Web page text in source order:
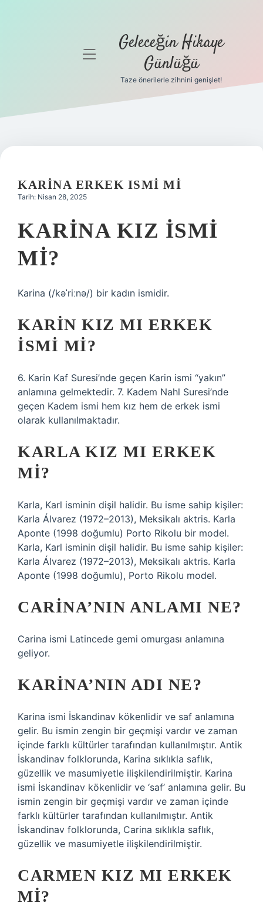
Gizlilik
Hakkımızda
menüyü Geleceğin Hikaye
Günlüğü
Taze önerilerle zihnini genişlet!
KARINA ERKEK ISMI MI
Tarih: Nisan 28, 2025
KARINA KIZ ISMI
MI?
Karina (/kəˈriːnə/) bir kadın ismidir.
KARIN KIZ MI ERKEK
ISMI MI?
6. Karin Kaf Suresi’nde geçen Karin ismi “yakın”
anlamına gelmektedir. 7. Kadem Nahl Suresi’nde
geçen Kadem ismi hem kız hem de erkek ismi
olarak kullanılmaktadır.
KARLA KIZ MI ERKEK
MI?
Karla, Karl isminin dişil halidir. Bu isme sahip kişiler:
Karla Álvarez (1972–2013), Meksikalı aktris. Karla
Aponte (1998 doğumlu) Porto Rikolu bir model.
Karla, Karl isminin dişil halidir. Bu isme sahip kişiler:
Karla Álvarez (1972–2013), Meksikalı aktris. Karla
Aponte (1998 doğumlu), Porto Rikolu model.
CARINA’NIN ANLAMI NE?
Carina ismi Latincede gemi omurgası anlamına
geliyor.
KARINA’NIN ADI NE?
Karina ismi İskandinav kökenlidir ve saf anlamına
gelir. Bu ismin zengin bir geçmişi vardır ve zaman
içinde farklı kültürler tarafından kullanılmıştır. Antik
İskandinav folklorunda, Karina sıklıkla saflık,
güzellik ve masumiyetle ilişkilendirilmiştir. Karina
ismi İskandinav kökenlidir ve ‘saf’ anlamına gelir. Bu
ismin zengin bir geçmişi vardır ve zaman içinde
farklı kültürler tarafından kullanılmıştır. Antik
İskandinav folklorunda, Carina sıklıkla saflık,
güzellik ve masumiyetle ilişkilendirilmiştir.
CARMEN KIZ MI ERKEK
MI?